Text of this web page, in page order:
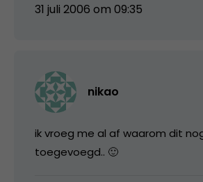
31 juli 2006 om 09:35
nikao
ik vroeg me al af waarom dit
toegevoegd.. 🙂